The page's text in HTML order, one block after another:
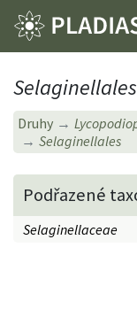
Selaginellales
Druhy
Selaginellales
Podřazené
Selaginellaceae